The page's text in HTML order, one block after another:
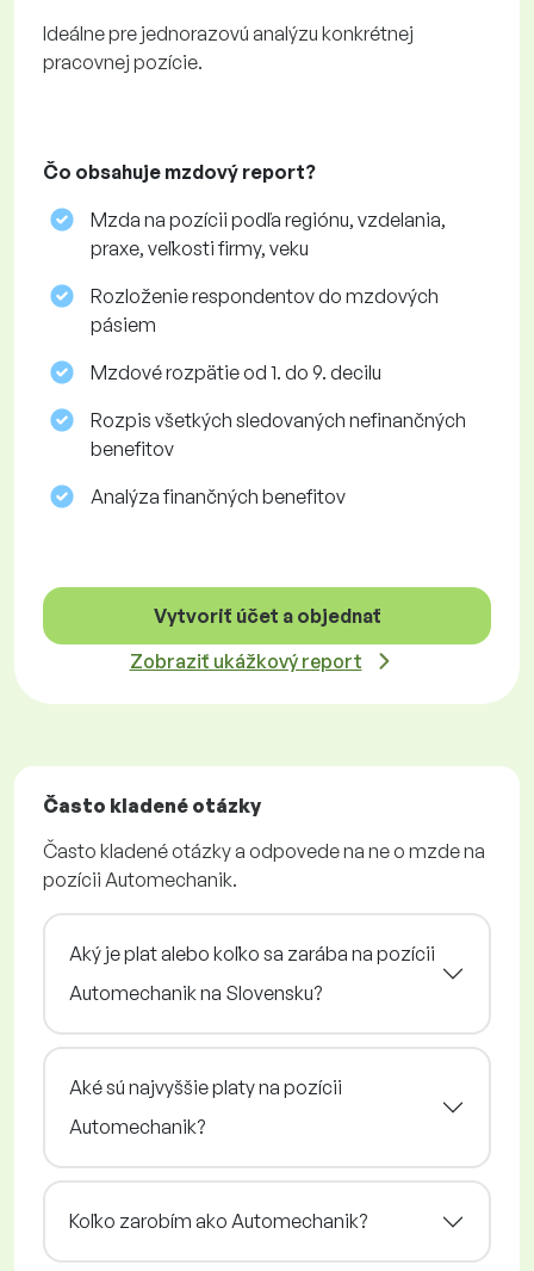
Ideálne pre jednorazovú analýzu konkrétnej
pracovnej pozície.
Čo obsahuje mzdový report?
Mzda na pozícii podľa regiónu, vzdelania,
praxe, veľkosti firmy, veku
Rozloženie respondentov do mzdových
pásiem
Mzdové rozpätie od 1. do 9. decilu
Rozpis všetkých sledovaných nefinančných
benefitov
Analýza finančných benefitov
Vytvoriť účet a objednať
Zobraziť ukážkový report
Často kladené otázky
Často kladené otázky a odpovede na ne o mzde na
pozícii Automechanik.
Aký je plat alebo koľko sa zarába na pozícii
Automechanik na Slovensku?
Aké sú najvyššie platy na pozícii
Automechanik?
Koľko zarobím ako Automechanik?